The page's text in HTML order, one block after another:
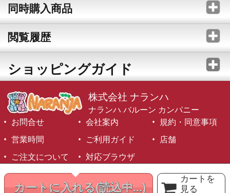
カートに入れる(読込中...)
カートを
見る
同時購入商品
閲覧履歴
ショッピングガイド
株式会社 ナランハ
ナランハ バルーン カンパニー
お問合せ
会社案内
規約・同意事項
営業時間
ご利用ガイド
店舗
ご注文について
対応ブラウザ
©1999-2026 NARANJA Inc. All Rights Reserved.